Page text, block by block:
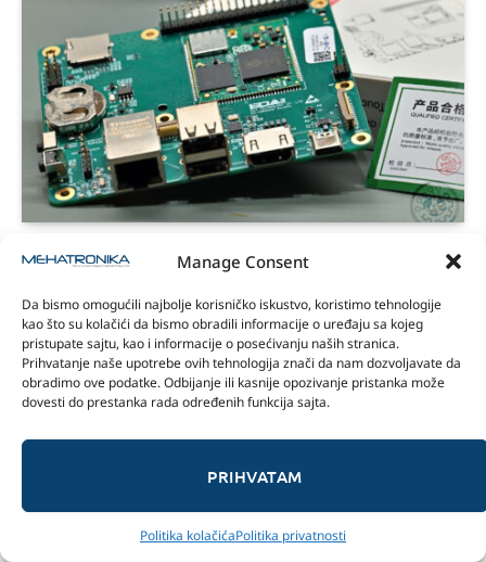
Manage Consent
Da bismo omogućili najbolje korisničko iskustvo, koristimo tehnologije
kao što su kolačići da bismo obradili informacije o uređaju sa kojeg
pristupate sajtu, kao i informacije o posećivanju naših stranica.
Prihvatanje naše upotrebe ovih tehnologija znači da nam dozvoljavate da
obradimo ove podatke. Odbijanje ili kasnije opozivanje pristanka može
dovesti do prestanka rada određenih funkcija sajta.
PRIHVATAM
Politika kolačićaPolitika privatnosti
Edatec ED-CM0NANO recenzija
8.1